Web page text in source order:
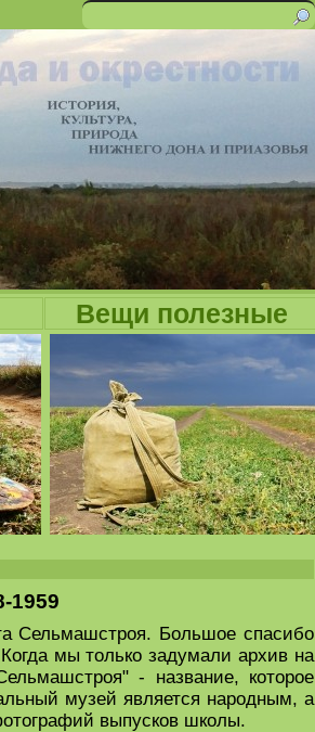
Форма
поиска
Поиск
Вещи полезные
1959
Сельмашстроя. Большое спасибо
мы только задумали архив на
- название, которое
музей является народным, а
выпусков школы.